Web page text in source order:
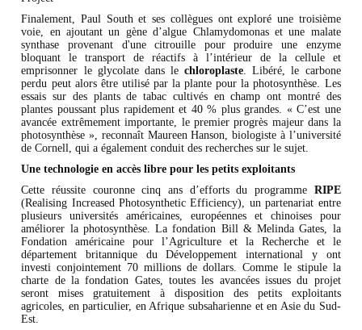
Finalement, Paul South et ses collègues ont exploré une troisième
voie, en ajoutant un gène d’algue Chlamydomonas et une malate
synthase provenant d'une citrouille pour produire une enzyme
bloquant le transport de réactifs à l’intérieur de la cellule et
emprisonner le glycolate dans lechloroplaste. Libéré, le carbone
perdu peut alors être utilisé par la plante pour la photosynthèse. Les
essais sur des plants de tabac cultivés en champ ont montré des
plantes poussant plus rapidement et 40 % plus grandes. « C’est une
avancée extrêmement importante, le premier progrès majeur dans la
photosynthèse », reconnaît Maureen Hanson, biologiste à l’université
de Cornell, qui a également conduit des recherches sur le sujet.
Une technologie en accès libre pour les petits exploitants
Cette réussite couronne cinq ans d’efforts du programme RIPE
(Realising Increased Photosynthetic Efficiency), un partenariat entre
plusieurs universités américaines, européennes et chinoises pour
améliorer la photosynthèse. La fondation Bill & Melinda Gates, la
Fondation américaine pour l’Agriculture et la Recherche et le
département britannique du Développement international y ont
investi conjointement 70 millions de dollars. Comme le stipule la
charte de la fondation Gates, toutes les avancées issues du projet
seront mises gratuitement à disposition des petits exploitants
agricoles, en particulier, en Afrique subsaharienne et en Asie du Sud-
Est.